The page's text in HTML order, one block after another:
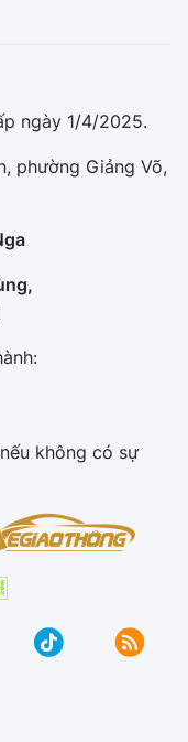
ngày 1/4/2025.
phường Giảng Võ,
không có sự